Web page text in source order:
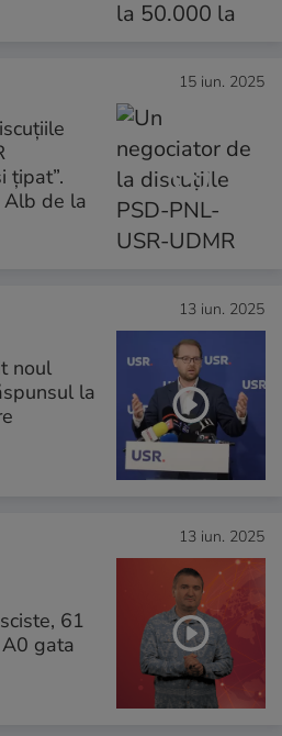
15 iun. 2025
țipat”.
Alb de la
13 iun. 2025
noul
la
13 iun. 2025
61
gata